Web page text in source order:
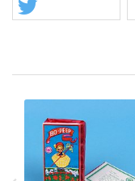
schätzen.